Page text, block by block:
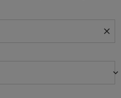
close
keyboard_arrow_down